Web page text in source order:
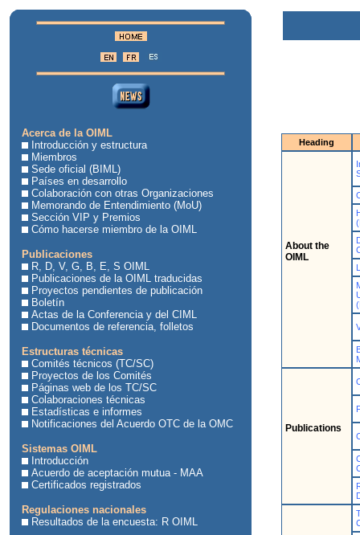
Acerca de la OIML
Introducción y estructura
Miembros
Sede oficial (BIML)
Países en desarrollo
Colaboración con otras Organizaciones
Memorando de Entendimiento (MoU)
Sección VIP y Premios
Cómo hacerse miembro de la OIML
Publicaciones
R, D, V, G, B, E, S OIML
Publicaciones de la OIML traducidas
Proyectos pendientes de publicación
Boletín
Actas de la Conferencia y del CIML
Documentos de referencia, folletos
Estructuras técnicas
Comités técnicos (TC/SC)
Proyectos de los Comités
Páginas web de los TC/SC
Colaboraciones técnicas
Estadísticas e informes
Notificaciones del Acuerdo OTC de la OMC
Sistemas OIML
Introducción
Acuerdo de aceptación mutua - MAA
Certificados registrados
Regulaciones nacionales
Resultados de la encuesta: R OIML
Heading
About the
OIML
Publications